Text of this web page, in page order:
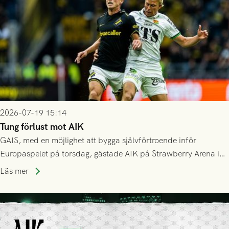
2026-07-19 15:14
Tung förlust mot AIK
GAIS, med en möjlighet att bygga självförtroende inför
Europaspelet på torsdag, gästade AIK på Strawberry Arena i
Stockholm . Men trots konstant hotande i första halvlek av
lyckades få in 2-0.
Läs mer